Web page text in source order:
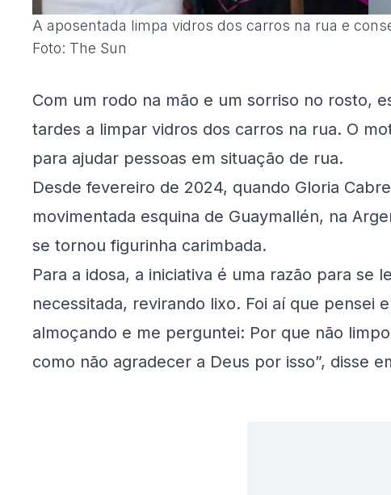
A aposentada limpa vidros dos carros na rua e
Foto: The Sun
Com um rodo na mão e um sorriso no rosto,
tardes a limpar vidros dos carros na rua. O
para ajudar pessoas em situação de rua.
Desde fevereiro de 2024, quando Gloria
movimentada esquina de Guaymallén, na
se tornou figurinha carimbada.
Para a idosa, a iniciativa é uma razão para se
necessitada, revirando lixo. Foi aí que pensei
almoçando e me perguntei: Por que não
como não agradecer a Deus por isso”, disse